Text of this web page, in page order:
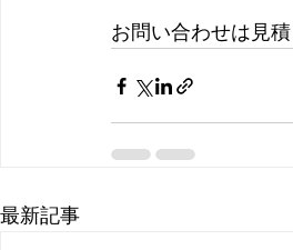
お問い合わせは見
最新記事